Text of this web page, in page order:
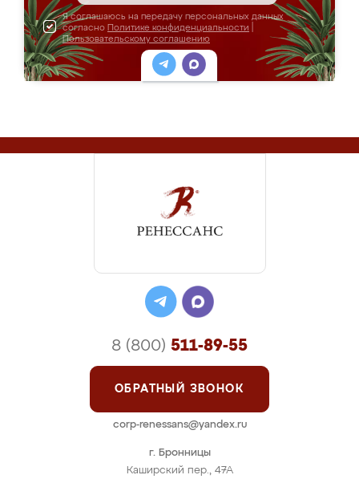
Я соглашаюсь на передачу персональных данных
согласно Политике конфиденциальности
Пользовательскому соглашению
г. Бронницы
Каширский пер., 47А
8 (800) 511-89-55
ОБРАТНЫЙ ЗВОНОК
corp-renessans@yandex.ru